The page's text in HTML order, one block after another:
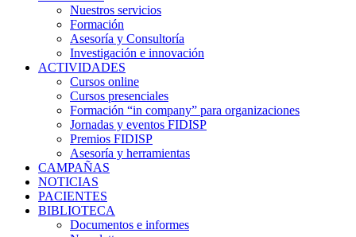
Nuestros servicios
Formación
Asesoría y Consultoría
Investigación e innovación
ACTIVIDADES
Cursos online
Cursos presenciales
Formación “in company” para organizaciones
Jornadas y eventos FIDISP
Premios FIDISP
Asesoría y herramientas
CAMPAÑAS
NOTICIAS
PACIENTES
BIBLIOTECA
Documentos e informes